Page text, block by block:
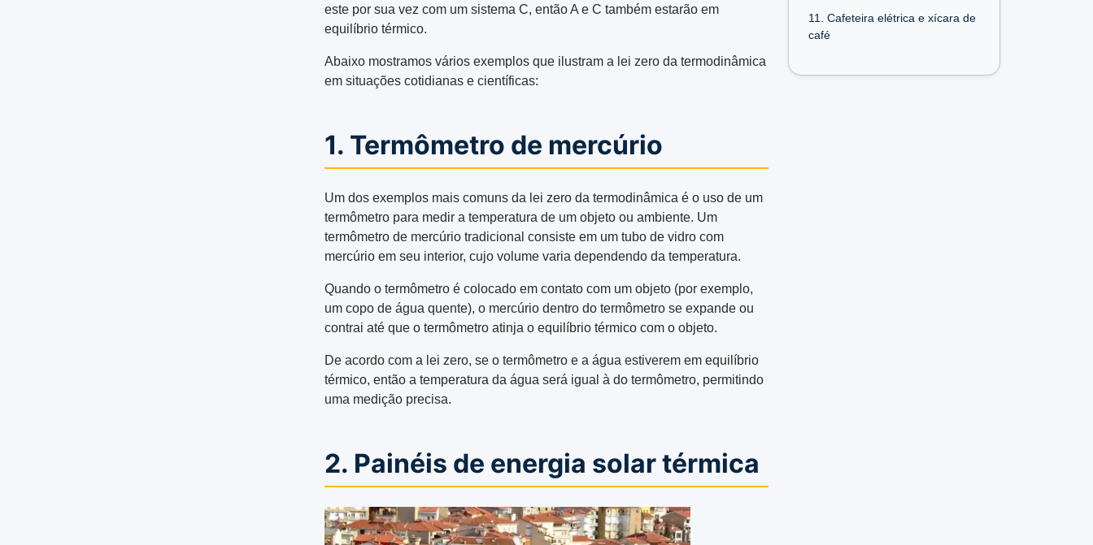
este por sua vez com um sistema C, então A e C também estarão em
equilíbrio térmico.
Abaixo mostramos vários exemplos que ilustram a lei zero da termodinâmica
em situações cotidianas e científicas:
1. Termômetro de mercúrio
Um dos exemplos mais comuns da lei zero da termodinâmica é o uso de um
termômetro para medir a temperatura de um objeto ou ambiente. Um
termômetro de mercúrio tradicional consiste em um tubo de vidro com
mercúrio em seu interior, cujo volume varia dependendo da temperatura.
Quando o termômetro é colocado em contato com um objeto (por exemplo,
um copo de água quente), o mercúrio dentro do termômetro se expande ou
contrai até que o termômetro atinja o equilíbrio térmico com o objeto.
De acordo com a lei zero, se o termômetro e a água estiverem em equilíbrio
térmico, então a temperatura da água será igual à do termômetro, permitindo
uma medição precisa.
2. Painéis de energia solar térmica
11. Cafeteira elétrica e xícara de
café